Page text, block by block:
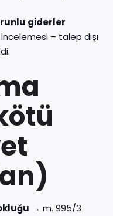
giderler
– talep dışı
→ m. 995/3